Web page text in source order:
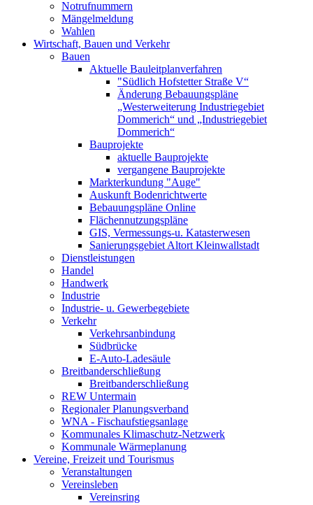
Notrufnummern
Mängelmeldung
Wahlen
Wirtschaft, Bauen und Verkehr
Bauen
Aktuelle Bauleitplanverfahren
"Südlich Hofstetter Straße V“
Änderung Bebauungspläne
„Westerweiterung Industriegebiet
Dommerich“ und „Industriegebiet
Dommerich“
Bauprojekte
aktuelle Bauprojekte
vergangene Bauprojekte
Markterkundung "Auge"
Auskunft Bodenrichtwerte
Bebauungspläne Online
Flächennutzungspläne
GIS, Vermessungs-u. Katasterwesen
Sanierungsgebiet Altort Kleinwallstadt
Dienstleistungen
Handel
Handwerk
Industrie
Industrie- u. Gewerbegebiete
Verkehr
Verkehrsanbindung
Südbrücke
E-Auto-Ladesäule
Breitbanderschließung
Breitbanderschließung
REW Untermain
Regionaler Planungsverband
WNA - Fischaufstiegsanlage
Kommunales Klimaschutz-Netzwerk
Kommunale Wärmeplanung
Vereine, Freizeit und Tourismus
Veranstaltungen
Vereinsleben
Vereinsring